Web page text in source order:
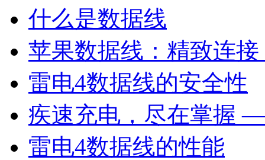
什么是数据线
苹果数据线：精致连
雷电4数据线的安全性
疾速充电，尽在掌握
雷电4数据线的性能